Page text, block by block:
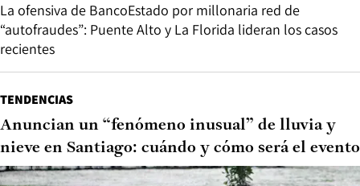
La ofensiva de BancoEstado por millonaria red de
“autofraudes”: Puente Alto y La Florida lideran los casos
recientes
TENDENCIAS
Anuncian un “fenómeno inusual” de lluvia y
nieve en Santiago: cuándo y cómo será el evento